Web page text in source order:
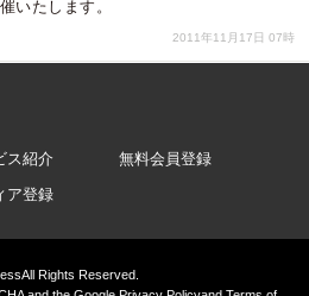
いたします。
2011年11月17日 07時
ス紹介
無料会員登録
ア登録
All Rights Reserved.